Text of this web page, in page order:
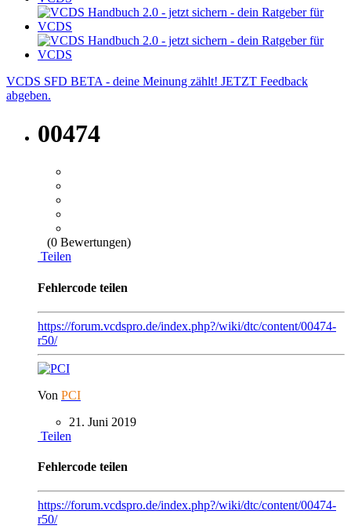
VCDS SFD BETA - deine Meinung zählt! JETZT Feedback
abgeben.
00474
(0 Bewertungen)
Teilen
Fehlercode teilen
https://forum.vcdspro.de/index.php?/wiki/dtc/content/00474-
r50/
Von PCI
21. Juni 2019
Teilen
Fehlercode teilen
https://forum.vcdspro.de/index.php?/wiki/dtc/content/00474-
r50/